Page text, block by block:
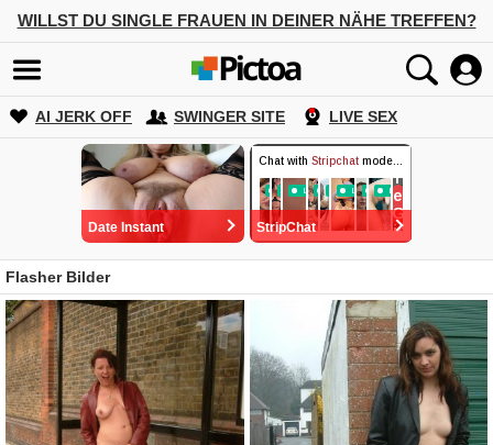
WILLST DU SINGLE FRAUEN IN DEINER NÄHE TREFFEN?
AI JERK OFF SWINGER SITE LIVE SEX
Date Instant StripChat
Emily (49) 🍑
Columbus
Flasher Bilder